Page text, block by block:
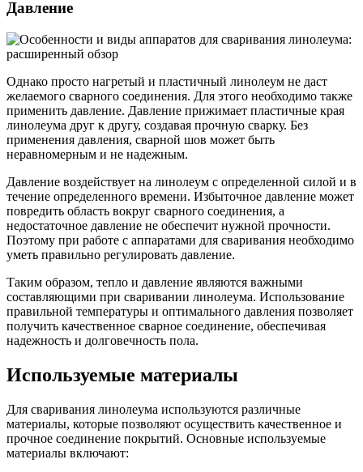
Давление
Однако просто нагретый и пластичный линолеум не даст
желаемого сварного соединения. Для этого необходимо также
применить давление. Давление прижимает пластичные края
линолеума друг к другу, создавая прочную сварку. Без
применения давления, сварной шов может быть
неравномерным и не надежным.
Давление воздействует на линолеум с определенной силой и в
течение определенного времени. Избыточное давление может
повредить область вокруг сварного соединения, а
недостаточное давление не обеспечит нужной прочности.
Поэтому при работе с аппаратами для сваривания необходимо
уметь правильно регулировать давление.
Таким образом, тепло и давление являются важными
составляющими при сваривании линолеума. Использование
правильной температуры и оптимального давления позволяет
получить качественное сварное соединение, обеспечивая
надежность и долговечность пола.
Используемые материалы
Для сваривания линолеума используются различные
материалы, которые позволяют осуществить качественное и
прочное соединение покрытий. Основные используемые
материалы включают: